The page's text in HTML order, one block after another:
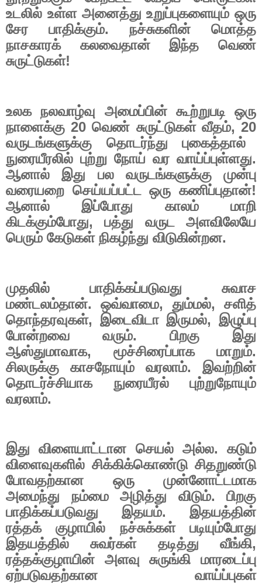
உடலில் உள்ள அனைத்து உறுப்புகளையும் ஒரு
சேர பாதிக்கும். நச்சுகளின் மொத்த
நாசகாரக் கலவைதான் இந்த வெண்
சுருட்டுகள்!
உலக நலவாழ்வு அமைப்பின் கூற்றுபடி ஒரு
நாளைக்கு20 வெண் சுருட்டுகள் வீதம், 20
வருடங்களுக்கு தொடர்ந்து புகைத்தால்
நுரையீரலில் புற்று நோய் வர வாய்ப்புள்ளது.
ஆனால் இது பல வருடங்களுக்கு முன்பு
வரையறை செய்யப்பட்ட ஒரு கணிப்புதான்!
ஆனால் இப்போது காலம் மாறி
கிடக்கும்போது,பத்து வருட அளவிலேயே
பெரும் கேடுகள் நிகழ்ந்து விடுகின்றன.
முதலில் பாதிக்கப்படுவது சுவாச
மண்டலம்தான். ஒவ்வாமை, தும்மல், சளித்
தொந்தரவுகள், இடைவிடா இருமல்,இழுப்பு
போன்றவை வரும். பிறகு இது
ஆஸ்துமாவாக, மூச்சிரைப்பாக மாறும்.
சிலருக்கு காசநோயும் வரலாம். இவற்றின்
தொடர்ச்சியாக நுரையீரல் புற்றுநோயும்
வரலாம்.
இது விளையாட்டான செயல் அல்ல. கடும்
விளைவுகளில் சிக்கிக்கொண்டு சிதறுண்டு
போவதற்கான ஒரு முன்னோட்டமாக
அமைந்து நம்மை அழித்து விடும். பிறகு
பாதிக்கப்படுவது இதயம். இதயத்தின்
ரத்தக் குழாயில் நச்சுக்கள் படியும்போது
இதயத்தில் சுவர்கள் தடித்து வீங்கி,
ரத்தக்குழாயின் அளவு சுருங்கி மாரடைப்பு
ஏற்படுவதற்கான வாய்ப்புகள்